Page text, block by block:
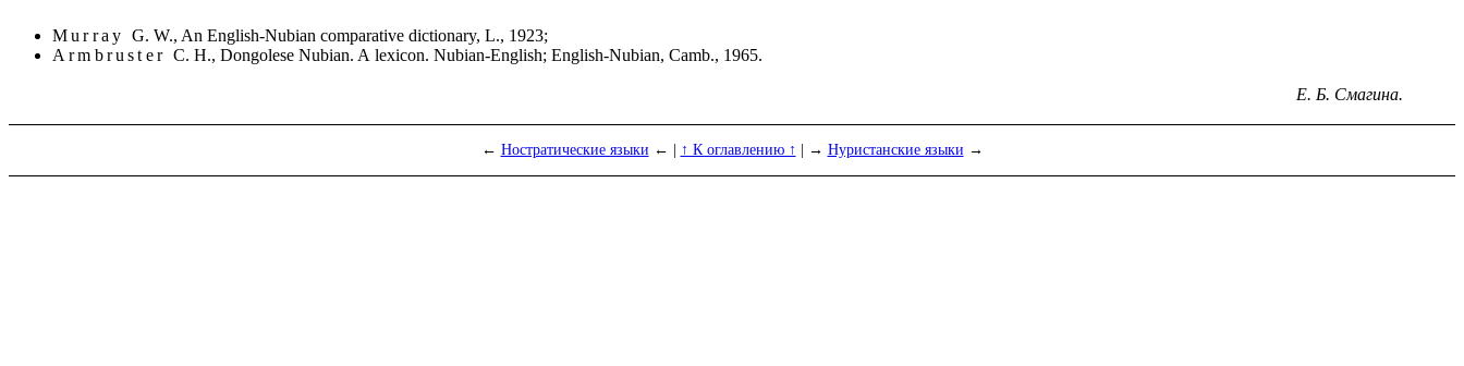
MurrayG. W., An English-Nubian comparative dictionary, L., 1923;
ArmbrusterC. H., Dongolese Nubian. A lexicon. Nubian-English; English-Nubian, Camb., 1965.
Е. Б. Смагина.
← Ностратические языки ← | ↑ К оглавлению ↑ | → Нуристанские языки →